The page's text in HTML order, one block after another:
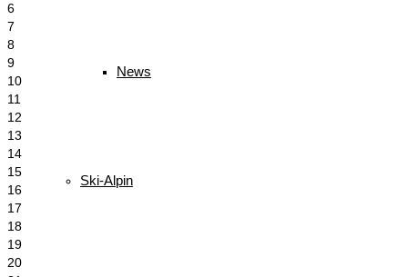
News
Ski-Alpin
6
7
8
9
10
11
12
13
14
15
16
17
18
19
20